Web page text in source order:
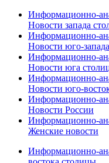
Информационно-
Новости запада
Информационно-
Новости юго-
Информационно-
Новости юга
Информационно-
Новости юго-
Информационно-
Новости России
Информационно-
Женские новости
Информационно-